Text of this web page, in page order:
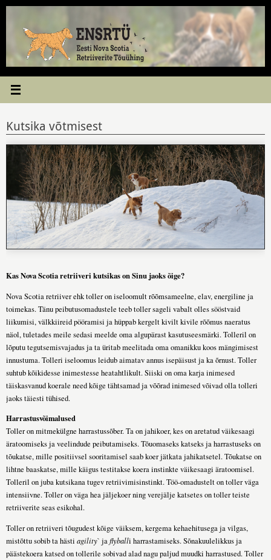
Skip
Kutsika võtmisest
Kas Nova Scotia retriiveri kutsikas on Sinu jaoks õige?
Nova Scotia retriiver ehk toller on iseloomult rõõmsameelne, elav, energiline ja
toimekas. Tänu peibutusomadustele teeb toller sageli vabalt olles sööstvaid
liikumisi, välkkiireid pööramisi ja hüppab kergelt kivilt kivile rõõmus naeratus
näol, tuletades meile sedasi meelde oma algupärast kasutuseesmärki. Tolleril on
lõputu tegutsemisvajadus ja ta üritab meelitada oma omanikku koos mängimisest
innustuma. Tolleri iseloomus leidub aimatav annus isepäisust ja ka õrnust. Toller
suhtub kõikidesse inimestesse heatahtlikult. Siiski on oma karja inimesed
täiskasvanud koerale need kõige tähtsamad ja võõrad inimesed võivad olla tolleri
jaoks täiesti tühised.
Harrastusvõimalused
Toller on mitmekülgne harrastussõber. Ta on jahikoer, kes on aretatud väikesaagi
äratoomiseks ja veelindude peibutamiseks. Tõuomaseks katseks ja harrastuseks on
tõukatse, mille positiivsel sooritamisel saab koer jätkata jahikatsetel. Tõukatse on
lihtne baaskatse, mille käigus testitakse koera instinkte väikesaagi äratoomisel.
Tolleril on juba kutsikana tugev retriivimisinstinkt. Töö-omadustelt on toller väga
intensiivne. Toller on väga hea jäljekoer ning verejälje katsetes on toller teiste
retriiverite seas esikohal.
Toller on retriiveri tõugudest kõige väiksem, kergema kehaehitusega ja vilgas,
mistõttu sobib ta hästi agility` jaflyballi harrastamiseks. Sõnakuulelikkus ja
päästekoera katsed on tollerile sobivad alad nagu paljud muudki harrastused. Toller